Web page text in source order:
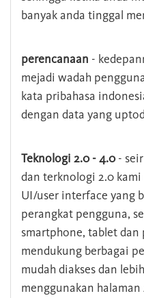
banyak anda tinggal
perencanaan -
mejadi wadah
kata pribahasa
dengan data yang
Teknologi 2.0 - 4.0-
dan terknologi 2.0
UI/user interface yang
perangkat pengguna,
smartphone, tablet
mendukung berbagai
mudah diakses dan
menggunakan